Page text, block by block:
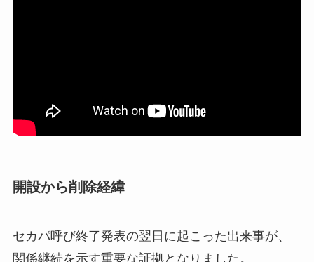
開設から削除経緯
セカパ呼び終了発表の翌日に起こった出来事が、
関係継続を示す重要な証拠となりました。